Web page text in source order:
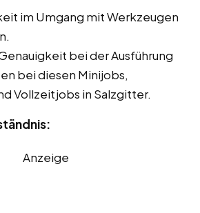
im Umgang mit Werkzeugen
bei der Ausführung
bei diesen Minijobs,
Vollzeitjobs in Salzgitter.
Anzeige